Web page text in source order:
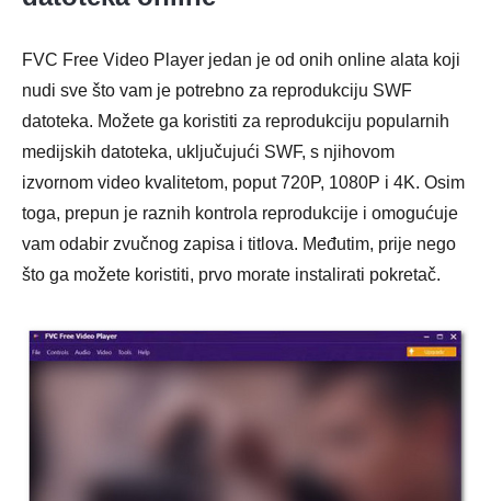
FVC Free Video Player jedan je od onih online alata koji
nudi sve što vam je potrebno za reprodukciju SWF
datoteka. Možete ga koristiti za reprodukciju popularnih
medijskih datoteka, uključujući SWF, s njihovom
izvornom video kvalitetom, poput 720P, 1080P i 4K. Osim
toga, prepun je raznih kontrola reprodukcije i omogućuje
vam odabir zvučnog zapisa i titlova. Međutim, prije nego
što ga možete koristiti, prvo morate instalirati pokretač.